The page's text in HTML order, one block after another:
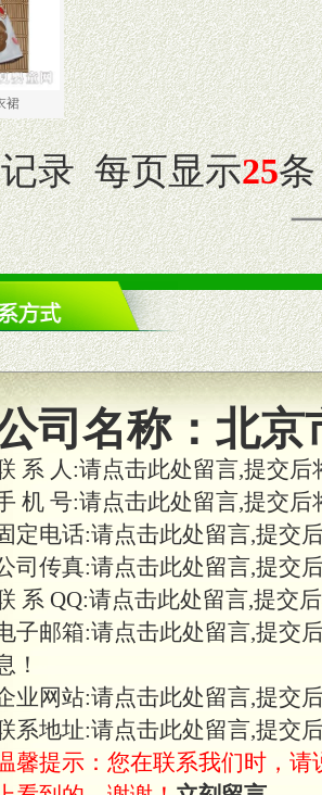
裙
录 每页显示25条
司名称： 北京
系 人:请点击此处留言,提交
机 号:请点击此处留言,提交
定电话:请点击此处留言,提交
司传真:请点击此处留言,提交
系 QQ:请点击此处留言,提交
子邮箱:请点击此处留言,提交
！
业网站:请点击此处留言,提交
系地址:请点击此处留言,提交
馨提示：您在联系我们时，请